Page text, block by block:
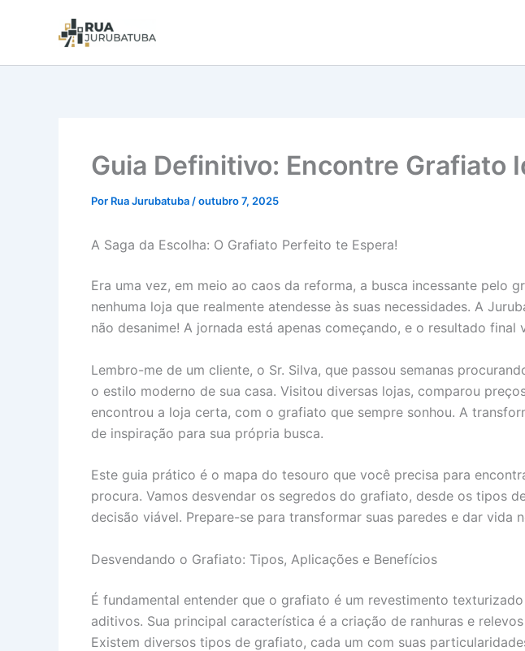
Guia Definitivo: Encontre Grafiato
Por Rua Jurubatuba /outubro 7, 2025
A Saga da Escolha: O Grafiato Perfeito te Espera!
Era uma vez, em meio ao caos da reforma, a busca incessante pelo
nenhuma loja que realmente atendesse às suas necessidades. A
não desanime! A jornada está apenas começando, e o resultado final
Lembro-me de um cliente, o Sr. Silva, que passou semanas
o estilo moderno de sua casa. Visitou diversas lojas, comparou
encontrou a loja certa, com o grafiato que sempre sonhou. A
de inspiração para sua própria busca.
Este guia prático é o mapa do tesouro que você precisa para
procura. Vamos desvendar os segredos do grafiato, desde os tipos
decisão viável. Prepare-se para transformar suas paredes e dar
Desvendando o Grafiato: Tipos, Aplicações e Benefícios
É fundamental entender que o grafiato é um revestimento
aditivos. Sua principal característica é a criação de ranhuras e
Existem diversos tipos de grafiato, cada um com suas